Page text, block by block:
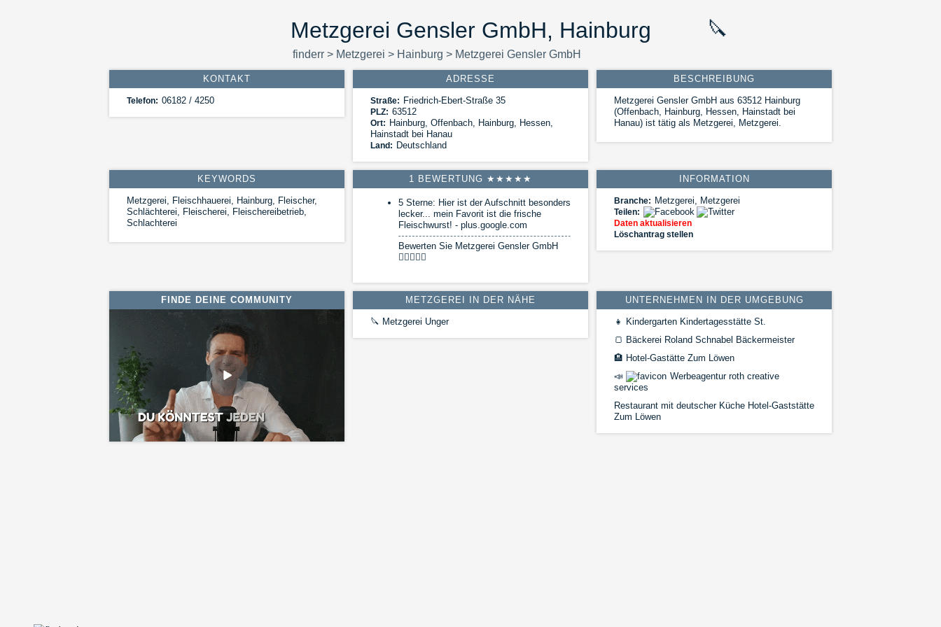
Metzgerei Gensler GmbH, Hainburg 🔪
finderr> Metzgerei > Hainburg > Metzgerei Gensler GmbH
KONTAKT
Telefon: 06182 / 4250
ADRESSE
Straße: Friedrich-Ebert-Straße 35
PLZ: 63512
Ort: Hainburg, Offenbach, Hainburg, Hessen,
Hainstadt bei Hanau
Land: Deutschland
BESCHREIBUNG
Metzgerei Gensler GmbH aus 63512 Hainburg
(Offenbach, Hainburg, Hessen, Hainstadt bei
Hanau) ist tätig als Metzgerei, Metzgerei.
KEYWORDS
Metzgerei, Fleischhauerei, Hainburg, Fleischer,
Schlächterei, Fleischerei, Fleischereibetrieb,
Schlachterei
1 BEWERTUNG ★★★★★
5 Sterne: Hier ist der Aufschnitt besonders
lecker... mein Favorit ist die frische
Fleischwurst! - plus.google.com
Bewerten Sie Metzgerei Gensler GmbH
INFORMATION
Branche: Metzgerei, Metzgerei
Teilen:
Daten aktualisieren
Löschantrag stellen
FINDE DEINE COMMUNITY METZGEREI IN DER NÄHE
🔪 Metzgerei Unger
UNTERNEHMEN IN DER UMGEBUNG
👧
Kindergarten Kindertagesstätte St.
🍞 Bäckerei Roland Schnabel Bäckermeister
🏨 Hotel-Gastätte Zum Löwen
📣
Werbeagentur roth creative
services
Restaurant mit deutscher Küche Hotel-Gaststätte
Zum Löwen